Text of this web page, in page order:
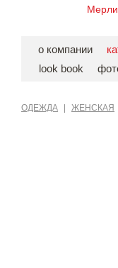
о компании
look book
ОДЕЖДА ЖЕНСКАЯ